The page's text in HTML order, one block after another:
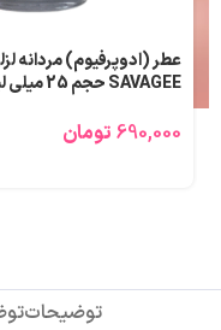
عطر (ادوپرفیوم) مردانه
SAVAGEE حجم 25 میلی لیتر
690,000 تومان
توضیحات